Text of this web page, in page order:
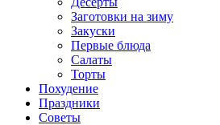
Заготовки на зиму
Закуски
Первые блюда
Салаты
Торты
Похудение
Праздники
Советы